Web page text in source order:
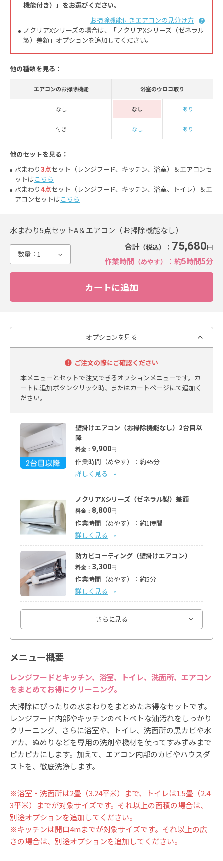
機能付き）」をお選びください。
お掃除機能付きエアコンの見分け方
ノクリアXシリーズの場合は、「ノクリアXシリーズ（ゼネラル
製）差額」オプションを追加してください。
他の種類を見る：
エアコンのお掃除機能 浴室のウロコ取り
なし なし あり
付き なし あり
他のセットを見る：
水まわり3点セット（レンジフード、キッチン、浴室）＆エアコンセ
ットはこちら
水まわり 4点セット（レンジフード、キッチン、浴室、トイレ）＆エ
アコンセットはこちら
水まわり5点セットA＆エアコン（お掃除機能なし）
数量： 1
合計（税込）： 75,680円
作業時間 （めやす） ：約5時間5分
オプションを見る
ご注文の際にご確認ください
本メニューとセットで注文できるオプションメニューです。カ
ートに追加ボタンクリック時、またはカートページにて追加く
ださい。
壁掛けエアコン（お掃除機能なし）2台目以
降
料金： 9,900円
作業時間（めやす）：約45分
詳しく見る
ノクリアXシリーズ（ゼネラル製）差額
料金： 8,800円
作業時間（めやす）：約1時間
詳しく見る
防カビコーティング（壁掛けエアコン）
料金： 3,300円
作業時間（めやす）：約5分
詳しく見る
室外機
3,300円
料金：1,100円
作業時間（めやす）：約15分
詳しく見る
スチーム除菌
料金：3,300
作業時間（めやす）：約15分
詳しく見る
料金：1,650円
作業時間（めやす）：約10分
詳しく見る
汚れ防止コーティング（浴槽）
さらに見る
メニュー概要
レンジフードとキッチン、浴室、トイレ、洗面所、エアコン
をまとめてお得にクリーニング。
大掃除にぴったりの水まわりをまとめたお得なセットです。
レンジフード内部やキッチンのベトベトな油汚れをしっかり
クリーニング、さらに浴室や、トイレ、洗面所の黒カビや水
アカ、ぬめりなどを専用の洗剤や機材を使ってすみずみまで
ピカピカにします。加えて、エアコン内部のカビやハウスダ
ストを、徹底洗浄します。
※浴室・洗面所は2畳（3.24平米）まで、トイレは1.5畳（2.4
3平米）までが対象サイズです。それ以上の面積の場合は、
別途オプションを追加してください。
※キッチンは開口4mまでが対象サイズです。それ以上の広
さの場合は、別途オプションを追加してください。